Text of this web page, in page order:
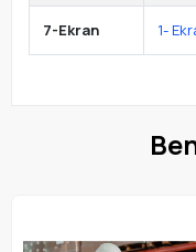
7-Ekran 1-